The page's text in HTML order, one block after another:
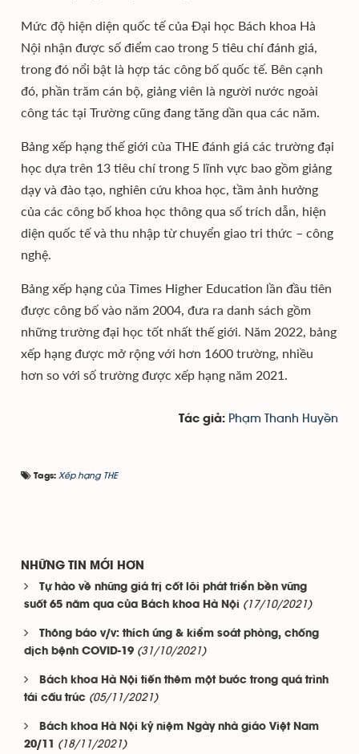
Mức độ hiện diện quốc tế của Đại học Bách khoa Hà
Nội nhận được số điểm cao trong 5 tiêu chí đánh giá,
trong đó nổi bật là hợp tác công bố quốc tế. Bên cạnh
đó, phần trăm cán bộ, giảng viên là người nước ngoài
công tác tại Trường cũng đang tăng dần qua các năm.
Bảng xếp hạng thế giới của THE đánh giá các trường đại
học dựa trên 13 tiêu chí trong 5 lĩnh vực bao gồm giảng
dạy và đào tạo, nghiên cứu khoa học, tầm ảnh hưởng
của các công bố khoa học thông qua số trích dẫn, hiện
diện quốc tế và thu nhập từ chuyển giao tri thức – công
nghệ.
Bảng xếp hạng của Times Higher Education lần đầu tiên
được công bố vào năm 2004, đưa ra danh sách gồm
những trường đại học tốt nhất thế giới. Năm 2022, bảng
xếp hạng được mở rộng với hơn 1600 trường, nhiều
hơn so với số trường được xếp hạng năm 2021.
Tác giả: Phạm Thanh Huyền
Tags: Xếp hạng THE
NHỮNG TIN MỚI HƠN
Tự hào về những giá trị cốt lõi phát triển bền vững
suốt 65 năm qua của Bách khoa Hà Nội (17/10/2021)
Thông báo v/v: thích ứng & kiểm soát phòng, chống
dịch bệnh COVID-19 (31/10/2021)
Bách khoa Hà Nội tiến thêm một bước trong quá trình
tái cấu trúc (05/11/2021)
Bách khoa Hà Nội kỷ niệm Ngày nhà giáo Việt Nam
20/11
(18/11/2021)